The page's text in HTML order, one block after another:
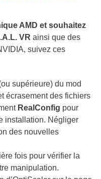
AMD et souhaitez
VR ainsi que des
suivez ces
supérieure) du mod
écrasement des fichiers
RealConfig pour
installation. Négliger
des nouvelles
fois pour vérifier la
manipulation.